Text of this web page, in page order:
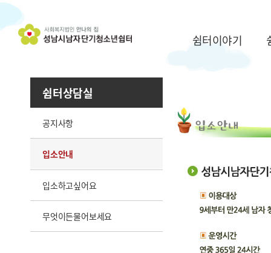
쉼터이야기
쉼터상담실
공지사항
입소안내
입소하고싶어요
무엇이든물어보세요